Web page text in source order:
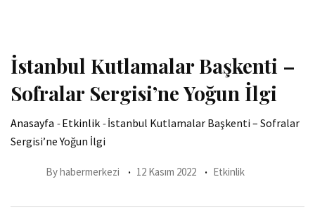
İstanbul Kutlamalar Başkenti –
Sofralar Sergisi’ne Yoğun İlgi
Anasayfa -Etkinlik -İstanbul Kutlamalar Başkenti – Sofralar
Sergisi’ne Yoğun İlgi
Byhabermerkezi 12 Kasım 2022 Etkinlik